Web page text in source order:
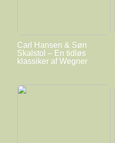
Carl Hansen & Søn
Skalstol – En tidløs
klassiker af Wegner